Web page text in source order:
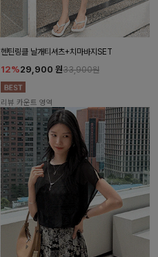
헨틴링클 날개티셔츠+치마바지SET
12%29,900 원33,900원
리뷰 카운트 영역